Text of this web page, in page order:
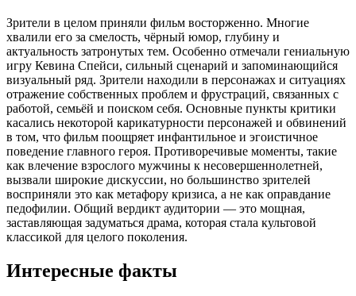
Зрители в целом приняли фильм восторженно. Многие
хвалили его за смелость, чёрный юмор, глубину и
актуальность затронутых тем. Особенно отмечали гениальную
игру Кевина Спейси, сильный сценарий и запоминающийся
визуальный ряд. Зрители находили в персонажах и ситуациях
отражение собственных проблем и фрустраций, связанных с
работой, семьёй и поиском себя. Основные пункты критики
касались некоторой карикатурности персонажей и обвинений
в том, что фильм поощряет инфантильное и эгоистичное
поведение главного героя. Противоречивые моменты, такие
как влечение взрослого мужчины к несовершеннолетней,
вызвали широкие дискуссии, но большинство зрителей
восприняли это как метафору кризиса, а не как оправдание
педофилии. Общий вердикт аудитории — это мощная,
заставляющая задуматься драма, которая стала культовой
классикой для целого поколения.
Интересные факты